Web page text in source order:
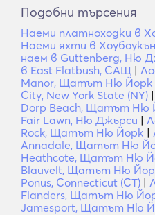
Подобни търсения
Наеми платноходки в
Наеми яхти в
наем в Guttenberg, Ню
в East Flatbush, САЩ |
Manor, Щатът Ню Йорк
City, New York State (NY) |
Dorp Beach, Щатът Ню
Fair Lawn, Ню Джърси |
Rock, Щатът Ню Йорк |
Annadale, Щатът Ню
Heathcote, Щатът Ню
Blauvelt, Щатът Ню
Ponus, Connecticut (CT) |
Flanders, Щатът Ню
Jamesport, Щатът Ню